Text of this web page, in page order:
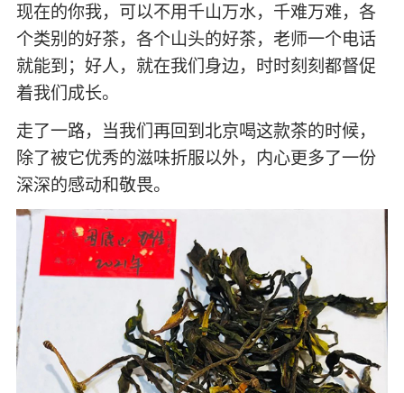
现在的你我，可以不用千山万水，千难万难，各
个类别的好茶，各个山头的好茶，老师一个电话
就能到；好人，就在我们身边，时时刻刻都督促
着我们成长。
走了一路，当我们再回到北京喝这款茶的时候，
除了被它优秀的滋味折服以外，内心更多了一份
深深的感动和敬畏。